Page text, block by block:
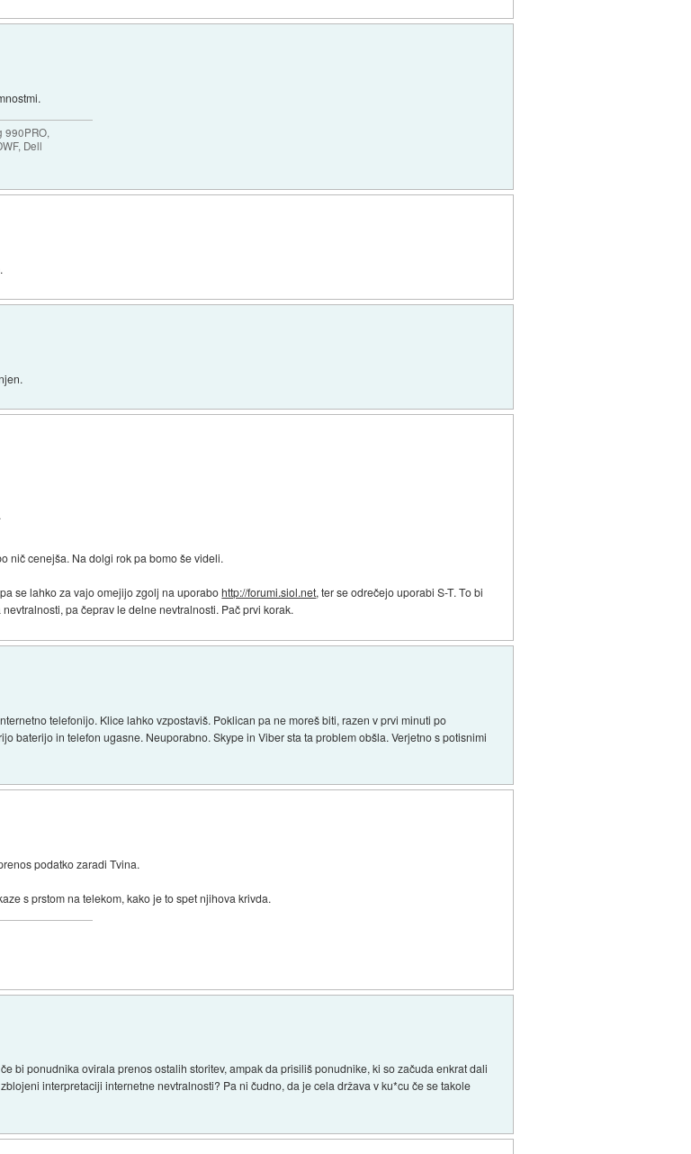
990PRO,
Dell
nič cenejša. Na dolgi rok pa bomo še videli.
se lahko za vajo omejijo zgolj na uporabohttp://forumi.siol.net, ter se odrečejo uporabi S-T. To bi
pa čeprav le delne nevtralnosti. Pač prvi korak.
telefonijo. Klice lahko vzpostaviš. Poklican pa ne moreš biti, razen v prvi minuti po
baterijo in telefon ugasne. Neuporabno. Skype in Viber sta ta problem obšla. Verjetno s potisnimi
podatko zaradi Tvina.
s prstom na telekom, kako je to spet njihova krivda.
bi ponudnika ovirala prenos ostalih storitev, ampak da prisiliš ponudnike, ki so začuda enkrat dali
interpretaciji internetne nevtralnosti? Pa ni čudno, da je cela država v ku*cu če se takole